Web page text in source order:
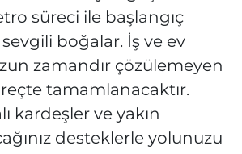
süreci ile başlangıç
boğalar. İş ve ev
zamandır çözülemeyen
tamamlanacaktır.
kardeşler ve yakın
desteklerle yolunuzu